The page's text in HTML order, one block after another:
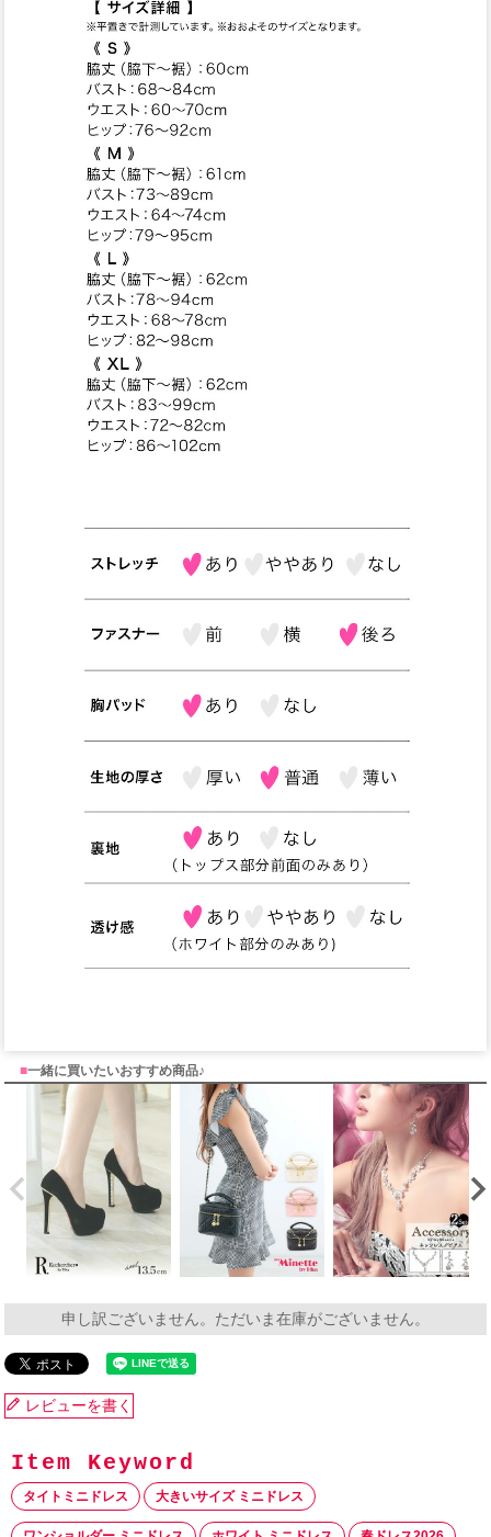
■一緒に買いたいおすすめ商品♪
申し訳ございません。ただいま在庫がございません。
レビューを書く
タイトミニドレス 大きいサイズ ミニドレス